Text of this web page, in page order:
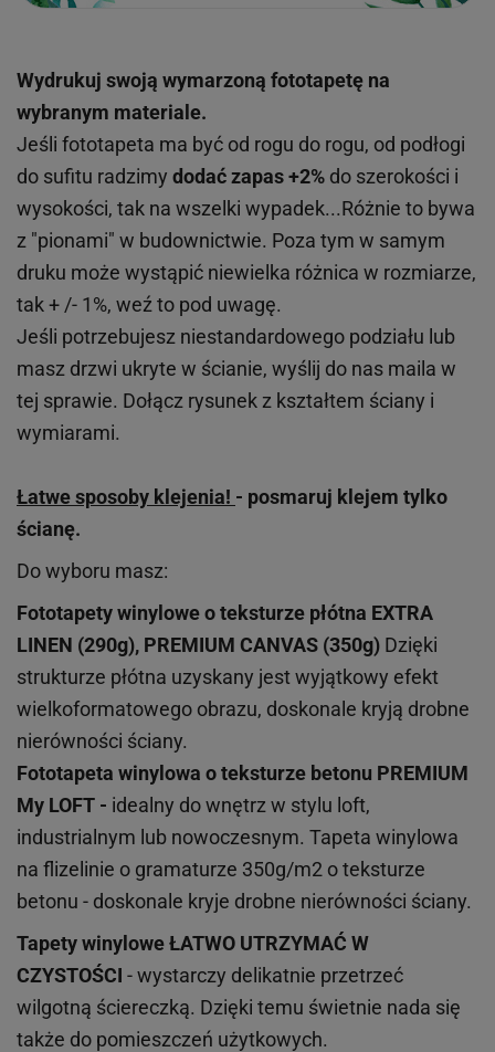
Wydrukuj swoją wymarzoną fototapetę na
wybranym materiale.
Jeśli fototapeta ma być od rogu do rogu, od podłogi
do sufitu radzimy dodać zapas +2% do szerokości i
wysokości, tak na wszelki wypadek...Różnie to bywa
z "pionami" w budownictwie. Poza tym w samym
druku może wystąpić niewielka różnica w rozmiarze,
tak + /- 1%, weź to pod uwagę.
Jeśli potrzebujesz niestandardowego podziału lub
masz drzwi ukryte w ścianie, wyślij do nas maila w
tej sprawie. Dołącz rysunek z kształtem ściany i
wymiarami.
Łatwe sposoby klejenia! - posmaruj klejem tylko
ścianę.
Do wyboru masz:
Fototapety winylowe oteksturze płótna EXTRA
LINEN (290g), PREMIUM CANVAS (350g) Dzięki
strukturze płótna uzyskany jest wyjątkowy efekt
wielkoformatowego obrazu, doskonale kryją drobne
nierówności ściany.
Fototapeta winylowa oteksturze betonu PREMIUM
My LOFT - idealny do wnętrz w stylu loft,
industrialnym lub nowoczesnym. Tapeta winylowa
na flizelinie o gramaturze 350g/m2 o teksturze
betonu - doskonale kryje drobne nierówności ściany.
Tapety winyloweŁATWO UTRZYMAĆ W
CZYSTOŚCI - wystarczy delikatnie przetrzeć
wilgotną ściereczką. Dzięki temu świetnie nada się
także do pomieszczeń użytkowych.